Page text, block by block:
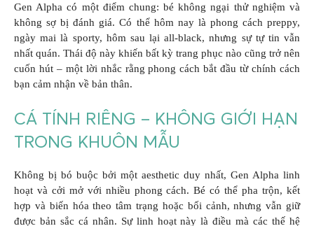
Gen Alpha có một điểm chung: bé không ngại thử nghiệm và
không sợ bị đánh giá. Có thể hôm nay là phong cách preppy,
ngày mai là sporty, hôm sau lại all-black, nhưng sự tự tin vẫn
nhất quán. Thái độ này khiến bất kỳ trang phục nào cũng trở nên
cuốn hút – một lời nhắc rằng phong cách bắt đầu từ chính cách
bạn cảm nhận về bản thân.
CÁ TÍNH RIÊNG – KHÔNG GIỚI HẠN
TRONG KHUÔN MẪU
Không bị bó buộc bởi một aesthetic duy nhất, Gen Alpha linh
hoạt và cởi mở với nhiều phong cách. Bé có thể pha trộn, kết
hợp và biến hóa theo tâm trạng hoặc bối cảnh, nhưng vẫn giữ
được bản sắc cá nhân. Sự linh hoạt này là điều mà các thế hệ